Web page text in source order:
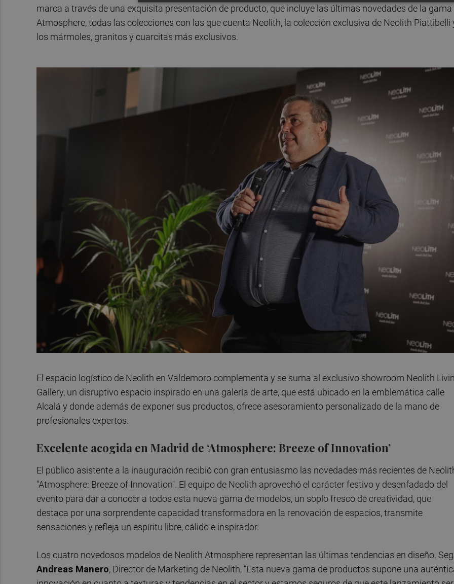
marca a través de una exquisita presentación de producto, que incluye las últimas novedades de la gama
Atmosphere, todas las colecciones con las que cuenta Neolith, la colección exclusiva de Neolith Piattibelli
los mármoles, granitos y cuarcitas más exclusivos.
El espacio logístico de Neolith en Valdemoro complementa y se suma al exclusivo showroom Neolith
Gallery, un disruptivo espacio inspirado en una galería de arte, que está ubicado en la emblemática calle
Alcalá y donde además de exponer sus productos, ofrece asesoramiento personalizado de la mano de
profesionales expertos.
Excelente acogida en Madrid de ‘Atmosphere: Breeze of Innovation’
El público asistente a la inauguración recibió con gran entusiasmo las novedades más recientes de
"Atmosphere: Breeze of Innovation". El equipo de Neolith aprovechó el carácter festivo y desenfadado del
evento para dar a conocer a todos esta nueva gama de modelos, un soplo fresco de creatividad, que
destaca por una sorprendente capacidad transformadora en la renovación de espacios, transmite
sensaciones y refleja un espíritu libre, cálido e inspirador.
Los cuatro novedosos modelos de Neolith Atmosphere representan las últimas tendencias en diseño.
Andreas Manero, Director de Marketing de Neolith, “Esta nueva gama de productos supone una